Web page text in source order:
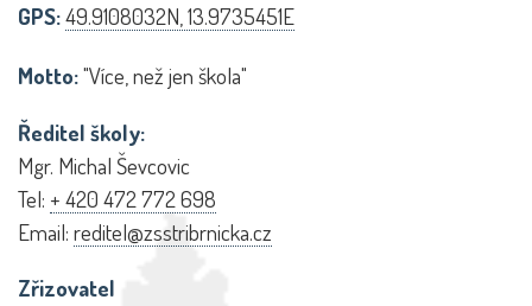
GPS:49.9108032N, 13.9735451E
Motto:"Více, než jen škola"
Ředitel školy:
Mgr. Michal Ševcovic
Tel: + 420 472 772 698
Email: reditel@zsstribrnicka.cz
Zřizovatel